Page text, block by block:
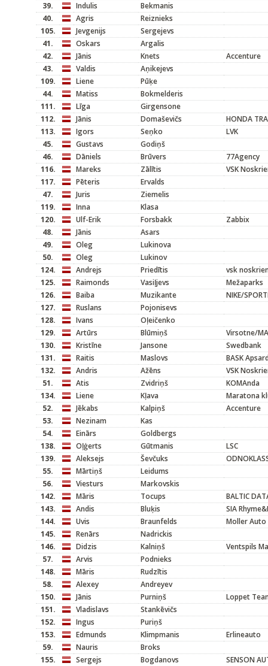
39.
Indulis
Bekmanis
40.
Agris
Reiznieks
105.
Jevgenijs
Sergejevs
41.
Oskars
Argalis
42.
Jānis Knets
Accenture
43.
Valdis
Aņikejevs
109.
Liene
Pūķe
44.
Matiss
Bokmelderis
111.
Līga
Girgensone
112.
Jānis Domaševičs
HONDA
113.
Igors Seņko
LVK
45.
Gustavs
Godiņš
46.
Dāniels Brūvers
77Agency
116.
Mareks Zālītis
VSK
117.
Pēteris
Ervalds
47.
Juris
Ziemelis
119.
Inna
Klasa
120.
Ulf-Erik Forsbakk
Zabbix
48.
Jānis
Asars
49.
Oleg
Lukinova
50.
Oleg
Lukinov
124.
Andrejs Priedītis
vsk
125.
Raimonds Vasiļjevs
Mežaparks
126.
Baiba Muzikante
NIKE/
127.
Ruslans
Pojonisevs
128.
Ivans
Oļeičenko
129.
Artūrs Blūmiņš
Virsotne/
130.
Kristīne Jansone
Swedbank
131.
Raitis Maslovs
BASK
132.
Andris Ažēns
VSK
51.
Atis Zvidriņš
KOMAnda
134.
Liene Kļava
Maratona
52.
Jēkabs Kalpiņš
Accenture
53.
Nezinam
Kas
54.
Einārs
Goldbergs
138.
Oļģerts Gūtmanis
LSC
139.
Aleksejs Ševčuks
55.
Mārtiņš
Leidums
56.
Viesturs
Markovskis
142.
Māris Tocups
BALTIC
143.
Andis Bluķis
SIA
144.
Uvis Braunfelds
Moller Auto
145.
Renārs
Nadrickis
146.
Didzis Kalniņš
Ventspils
57.
Arvis
Podnieks
148.
Māris
Rudzītis
58.
Alexey
Andreyev
150.
Jānis Purniņš
Loppet
151.
Vladislavs
Stankēvičs
152.
Ingus
Puriņš
153.
Edmunds Klimpmanis
Erlineauto
59.
Nauris
Broks
155.
Sergejs Bogdanovs SENSON